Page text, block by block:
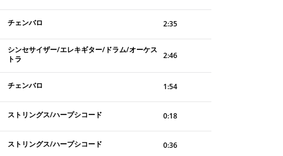
チェンバロ 2:35
シンセサイザー/エレキギター/ドラム/オーケス
トラ
2:46
チェンバロ 1:54
ストリングス/ハープシコード 0:18
ストリングス/ハープシコード 0:36